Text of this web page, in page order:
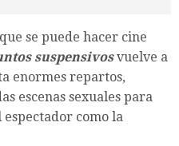
se puede hacer cine
suspensivosvuelve a
enormes repartos,
escenas sexuales para
como la